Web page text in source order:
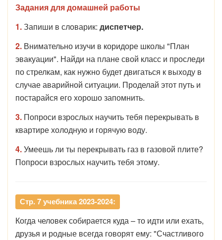
Задания для домашней работы
1.Запиши в словарик: диспетчер.
2. Внимательно изучи в коридоре школы "План
эвакуации". Найди на плане свой класс и проследи
по стрелкам, как нужно будет двигаться к выходу в
случае аварийной ситуации. Проделай этот путь и
постарайся его хорошо запомнить.
3. Попроси взрослых научить тебя перекрывать в
квартире холодную и горячую воду.
4.Умеешь ли ты перекрывать газ в газовой плите?
Попроси взрослых научить тебя этому.
Стр. 7 учебника 2023-2024:
Когда человек собирается куда – то идти или ехать,
друзья и родные всегда говорят ему: "Счастливого